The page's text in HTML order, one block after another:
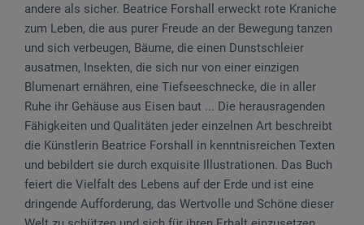
andere als sicher. Beatrice Forshall erweckt rote Kraniche
zum Leben, die aus purer Freude an der Bewegung tanzen
und sich verbeugen, Bäume, die einen Dunstschleier
ausatmen, Insekten, die sich nur von einer einzigen
Blumenart ernähren, eine Tiefseeschnecke, die in aller
Ruhe ihr Gehäuse aus Eisen baut ... Die herausragenden
Fähigkeiten und Qualitäten jeder einzelnen Art beschreibt
die Künstlerin Beatrice Forshall in kenntnisreichen Texten
und bebildert sie durch exquisite Illustrationen. Das Buch
feiert die Vielfalt des Lebens auf der Erde und ist eine
dringende Aufforderung, das Wertvolle und Schöne dieser